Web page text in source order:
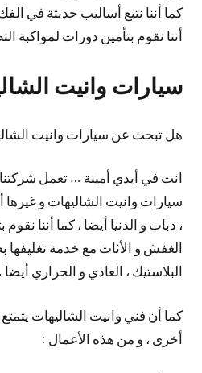
كما أننا نتبع أساليب حديثة في
أننا نقوم بتأمين دورات لمواكبة
سيارات وانيت
هل تبحث عن سيارات وانيت
انت في أيدي أمينة … تعمل
سيارات وانيت الشاليهات و
، دباب و الدنيا أيضا ، كما أننا
الغفش و الأثاث مع خدمة تغليفها
البلاستيك ، العادي و الحراري أيضا .
كما أن فني وانيت الشاليهات
أخرى ، و من هذه الأعمال :